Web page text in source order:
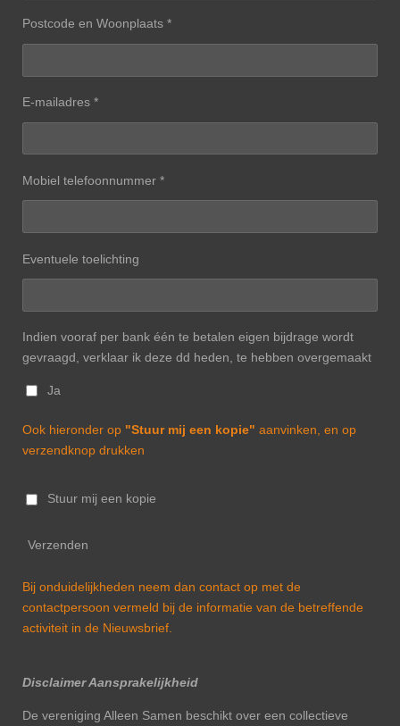
Postcode en Woonplaats *
E-mailadres *
Mobiel telefoonnummer *
Eventuele toelichting
Indien vooraf per bank één te betalen eigen bijdrage wordt
gevraagd, verklaar ik deze dd heden, te hebben overgemaakt
Ja
Ook hieronder op "Stuur mij een kopie" aanvinken, en op
verzendknop drukken
Stuur mij een kopie
Verzenden
Bij onduidelijkheden neem dan contact op met de
contactpersoon vermeld bij de informatie van de betreffende
activiteit in de Nieuwsbrief.
Disclaimer Aansprakelijkheid
De vereniging Alleen Samen beschikt over een collectieve